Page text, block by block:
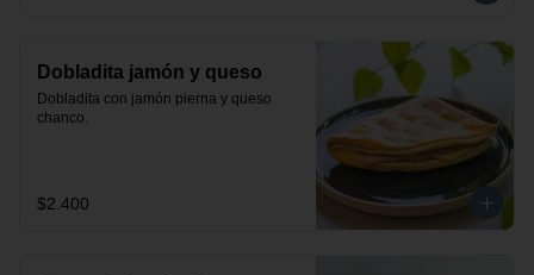
Dobladita jamón y queso
Dobladita con jamón pierna y queso
chanco.
$2.400